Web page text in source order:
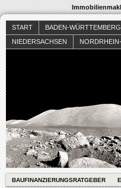
START BADEN-WÜRTTEMBERG
NIEDERSACHSEN
BAUFINANZIERUNGSRATGEBER